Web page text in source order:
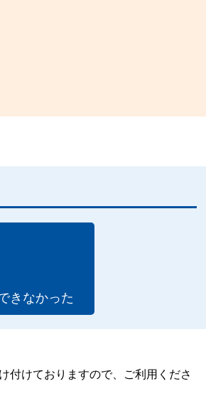
きなかった
付けておりますので、ご利用くださ